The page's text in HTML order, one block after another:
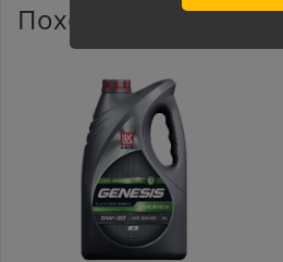
Похожие товары